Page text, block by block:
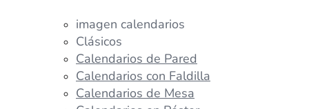
imagen calendarios
Clásicos
Calendarios de Pared
Calendarios con Faldilla
Calendarios de Mesa